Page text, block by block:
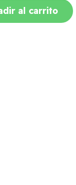
al carrito